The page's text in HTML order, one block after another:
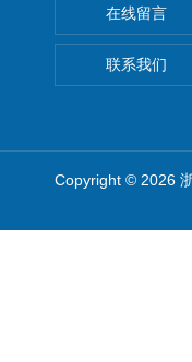
在线留言
联系我们
Copyright © 2026